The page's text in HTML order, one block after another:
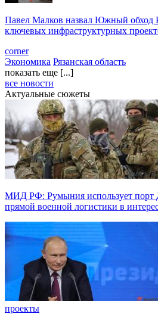
Павел Малков назвал Южный обход
ключевых инфраструктурных
corner
Экономика Рязанская область
показать еще [...]
все новости
Актуальные сюжеты
МИД РФ: Румыния использует порт
прямой военной логистики в
проекты